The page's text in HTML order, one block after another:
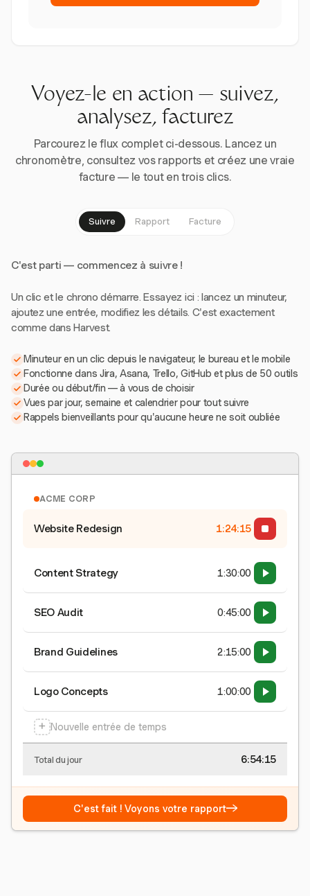
Voyez-le en action — suivez,
analysez, facturez
Parcourez le flux complet ci-dessous. Lancez un
chronomètre, consultez vos rapports et créez une vraie
facture — le tout en trois clics.
Suivre Rapport Facture
C'est parti — commencez à suivre !
Un clic et le chrono démarre. Essayez ici : lancez un minuteur,
ajoutez une entrée, modifiez les détails. C'est exactement
comme dans Harvest.
Minuteur en un clic depuis le navigateur, le bureau et le mobile
Fonctionne dans Jira, Asana, Trello, GitHub et plus de 50 outils
Durée ou début/fin — à vous de choisir
Vues par jour, semaine et calendrier pour tout suivre
Rappels bienveillants pour qu'aucune heure ne soit oubliée
ACME CORP
Website Redesign 1:24:15
Content Strategy 1:30:00
SEO Audit 0:45:00
Brand Guidelines 2:15:00
Logo Concepts 1:00:00
+ Nouvelle entrée de temps
Total du jour 6:54:15
C'est fait ! Voyons votre rapport→